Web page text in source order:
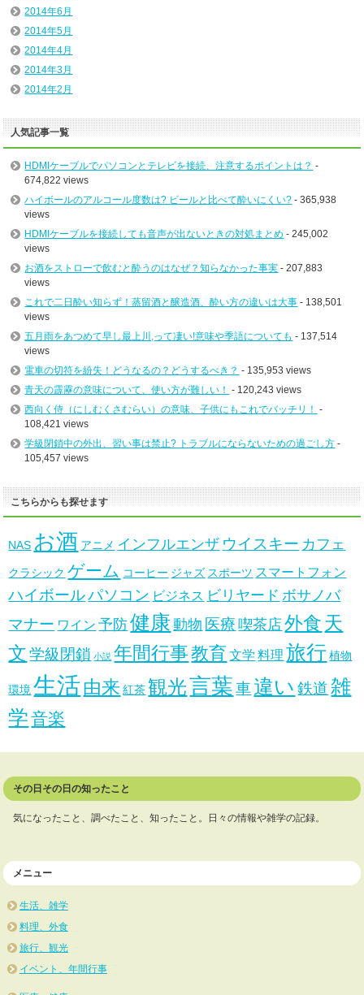
2014年6月
2014年5月
2014年4月
2014年3月
2014年2月
人気記事一覧
HDMIケーブルでパソコンとテレビを接続、注意するポイントは？ -
674,822 views
ハイボールのアルコール度数は? ビールと比べて酔いにくい? - 365,938
views
HDMIケーブルを接続しても音声が出ないときの対処まとめ - 245,002
views
お酒をストローで飲むと酔うのはなぜ？知らなかった事実 - 207,883
views
これで二日酔い知らず！蒸留酒と醸造酒、酔い方の違いは大事 - 138,501
views
五月雨をあつめて早し最上川,って凄い!意味や季語についても - 137,514
views
電車の切符を紛失！どうなるの？どうするべき？ - 135,953 views
青天の霹靂の意味について、使い方が難しい！ - 120,243 views
西向く侍（にしむくさむらい）の意味、子供にもこれでバッチリ！ -
108,421 views
学級閉鎖中の外出、習い事は禁止? トラブルにならないための過ごし方 -
105,457 views
こちらからも探せます
NAS お酒 アニメ インフルエンザ ウイスキー カフェ
クラシック ゲーム コーヒー ジャズ スポーツ スマートフォン
ハイボールパソコン ビジネス ビリヤード ボサノバ
マナー ワイン 予防健康 動物 医療 喫茶店外食 天
文 学級閉鎖 小説 年間行事教育 文学 料理 旅行 植物
環境 生活由来 紅茶 観光言葉 車違い 鉄道 雑
学音楽
その日その日の知ったこと
気になったこと、調べたこと、知ったこと。日々の情報や雑学の記録。
メニュー
生活、雑学
料理、外食
旅行、観光
イベント、年間行事